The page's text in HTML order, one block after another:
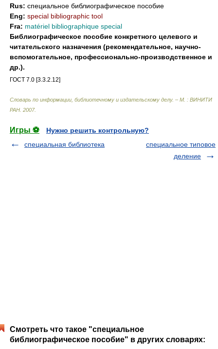
Rus: специальное библиографическое пособие
Eng: special bibliographic tool
Fra: matériel bibliographique special
Библиографическое пособие конкретного целевого и
читательского назначения (рекомендательное, научно-
вспомогательное, профессионально-производственное и
др.).
ГОСТ 7.0 [3.3.2.12]
Словарь по информации, библиотечному и издательскому делу. – М. : ВИНИТИ
РАН 2007.
Игры ⚽
Нужно решить контрольную?
специальная библиотека
специальное типовое
деление
Смотреть что такое "специальное
библиографическое пособие" в других словарях: